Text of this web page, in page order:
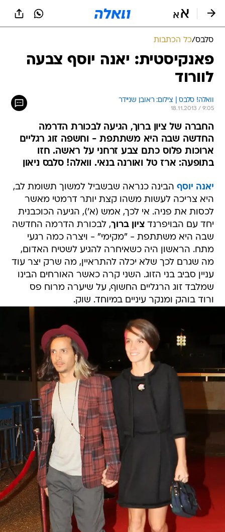
סלבס/כל הכתבות
פאנקיסטית: יאנה יוסף צבעה
לוורוד
וואלה! סלבס | צילום: ראובן שניידר
18.11.2013 / 9:05
החברה של ציון ברוך, הגיעה לבכורת הדרמה
החדשה שבה היא משתתפת - וחשפה זוג רגליים
ארוכות פלוס כתם צבע זרחני על ראשה. חזו
בתופעה: ארז טל ואורנה בנאי. וואלה! סלבס ניאון
יאנה יוסף הבינה כנראה שבשביל למשוך תשומת לב,
היא צריכה לעשות משהו קצת יותר דרמטי מאשר
לכסות את פניה. אי לכך, אמש (א'), הגיעה הכוכבנית
יחד עם הבויפרנדציון ברוך, לבכורת הדרמה החדשה
שבה היא משתתפת - "מקימי" - ויצרה כמה רגעי
מתח. הראשון היה כשאיחרה להגיע לשטיח האדום,
מה שגרם לכך שלא יכלה להתראיין, מה שרק יצר עוד
עניין סביב בני הזוג. השני קרה כאשר האורחים הבינו
שמלבד זוג הרגליים החשוף, על שיערה מרוח פס
ורוד בוהק ומנקר עיניים במיוחד. שוק.